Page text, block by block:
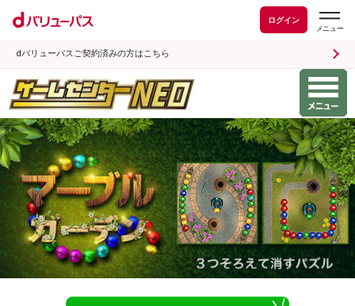
ログイン
dバリューパスご契約済みの方はこちら